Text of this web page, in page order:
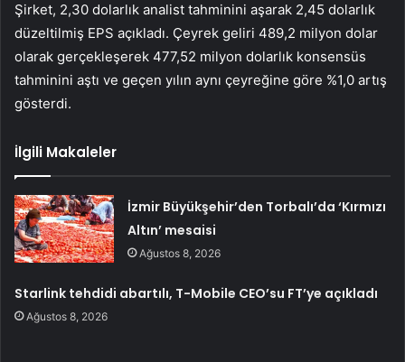
Şirket, 2,30 dolarlık analist tahminini aşarak 2,45 dolarlık
düzeltilmiş EPS açıkladı. Çeyrek geliri 489,2 milyon dolar
olarak gerçekleşerek 477,52 milyon dolarlık konsensüs
tahminini aştı ve geçen yılın aynı çeyreğine göre %1,0 artış
gösterdi.
İlgili Makaleler
İzmir Büyükşehir’den Torbalı’da ‘Kırmızı
Altın’ mesaisi
Ağustos 8, 2026
Starlink tehdidi abartılı, T-Mobile CEO’su FT’ye açıkladı
Ağustos 8, 2026